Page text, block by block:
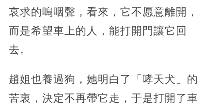
哀求的嗚咽聲，看來，它不愿意離開，
而是希望車上的人，能打開門讓它回
去。
趙姐也養過狗，她明白了「哮天犬」的
苦衷，決定不再帶它走，于是打開了車